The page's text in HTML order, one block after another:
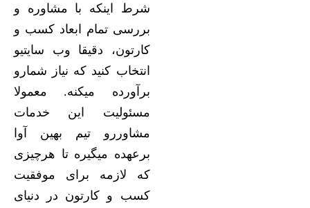
شرط اینکه با مشاوره و
بررسی تمام ابعاد کسب و
کارتون، دقیقا وب سایتیو
انتخاب کنید که نیاز شمارو
برآورده میکنه. معمولا
مسئولیت این خدمات
مشاوررو تیم بهین آوا
برعهده میگیره تا هرچیزی
که لازمه برای موفقیت
کسب و کارتون در دنیای